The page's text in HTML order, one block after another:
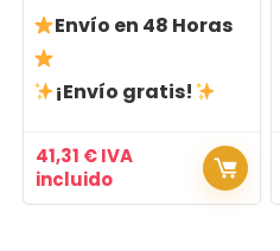
Envío en 48 Horas
¡Envío gratis!
41,31 €IVA
incluido